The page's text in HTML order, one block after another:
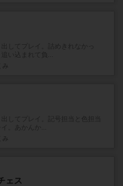
み
み
ェス